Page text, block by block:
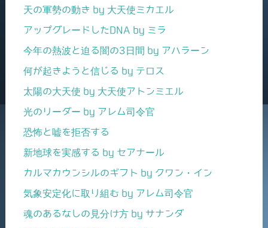
天の軍勢の動き by 大天使ミカエル
アップグレードしたDNA by ミラ
今年の熱波と迫る闇の3日間 by アハラーン
何が起きようと信じる by テロス
太陽の大天使 by 大天使アトンミエル
光のリーダー by アレム司令官
恐怖と嘘を拒否する
新地球を実感する by セアナール
カルマカウンシルのギフト by クワン・イン
気象安定化に取り組む by アレム司令官
魂のあるなしの見分け方 by サナンダ